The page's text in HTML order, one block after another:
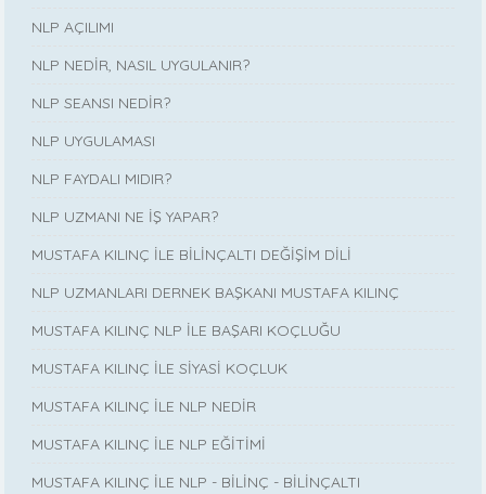
NLP AÇILIMI
NLP NEDİR, NASIL UYGULANIR?
NLP SEANSI NEDİR?
NLP UYGULAMASI
NLP FAYDALI MIDIR?
NLP UZMANI NE İŞ YAPAR?
MUSTAFA KILINÇ İLE BİLİNÇALTI DEĞİŞİM DİLİ
NLP UZMANLARI DERNEK BAŞKANI MUSTAFA KILINÇ
MUSTAFA KILINÇ NLP İLE BAŞARI KOÇLUĞU
MUSTAFA KILINÇ İLE SİYASİ KOÇLUK
MUSTAFA KILINÇ İLE NLP NEDİR
MUSTAFA KILINÇ İLE NLP EĞİTİMİ
MUSTAFA KILINÇ İLE NLP - BİLİNÇ - BİLİNÇALTI